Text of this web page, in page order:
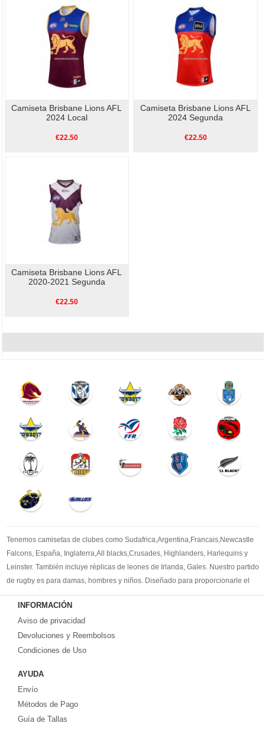
Camiseta Brisbane Lions AFL
2024 Local
€22.50
Camiseta Brisbane Lions AFL
2024 Segunda
€22.50
Camiseta Brisbane Lions AFL
2020-2021 Segunda
€22.50
Tenemos camisetas de clubes como Sudafrica,Argentina,Francais,Newcastle
Falcons, España, Inglaterra,All blacks,Crusades, Highlanders, Harlequins y
Leinster. También incluye réplicas de leones de Irlanda, Gales. Nuestro partido
de rugby es para damas, hombres y niños. Diseñado para proporcionarle el
mejor kit de rugby para satisfacer sus necesidades. Bienvenido a comprar la
camisetas de rugby replicas
INFORMACIÓN
Aviso de privacidad
Devoluciones y Reembolsos
Condiciones de Uso
AYUDA
Envío
Métodos de Pago
Guía de Tallas